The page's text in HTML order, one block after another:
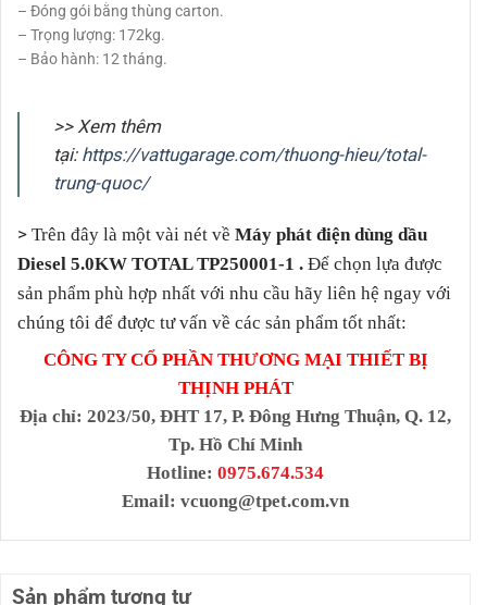
– Đóng gói bằng thùng carton.
– Trọng lượng: 172kg.
– Bảo hành: 12 tháng.
>> Xem thêm
tại: https://vattugarage.com/thuong-hieu/total-
trung-quoc/
> Trên đây là một vài nét về Máy phát điện dùng dầu
Diesel 5.0KW TOTAL TP250001-1 . Để chọn lựa được
sản phẩm phù hợp nhất với nhu cầu hãy liên hệ ngay với
chúng tôi để được tư vấn về các sản phẩm tốt nhất:
CÔNG TY CỔ PHẦN THƯƠNG MẠI THIẾT BỊ
THỊNH PHÁT
Địa chỉ: 2023/50, ĐHT 17, P. Đông Hưng Thuận, Q. 12,
Tp. Hồ Chí Minh
Hotline: 0975.674.534
Email: vcuong@tpet.com.vn
Sản phẩm tương tự